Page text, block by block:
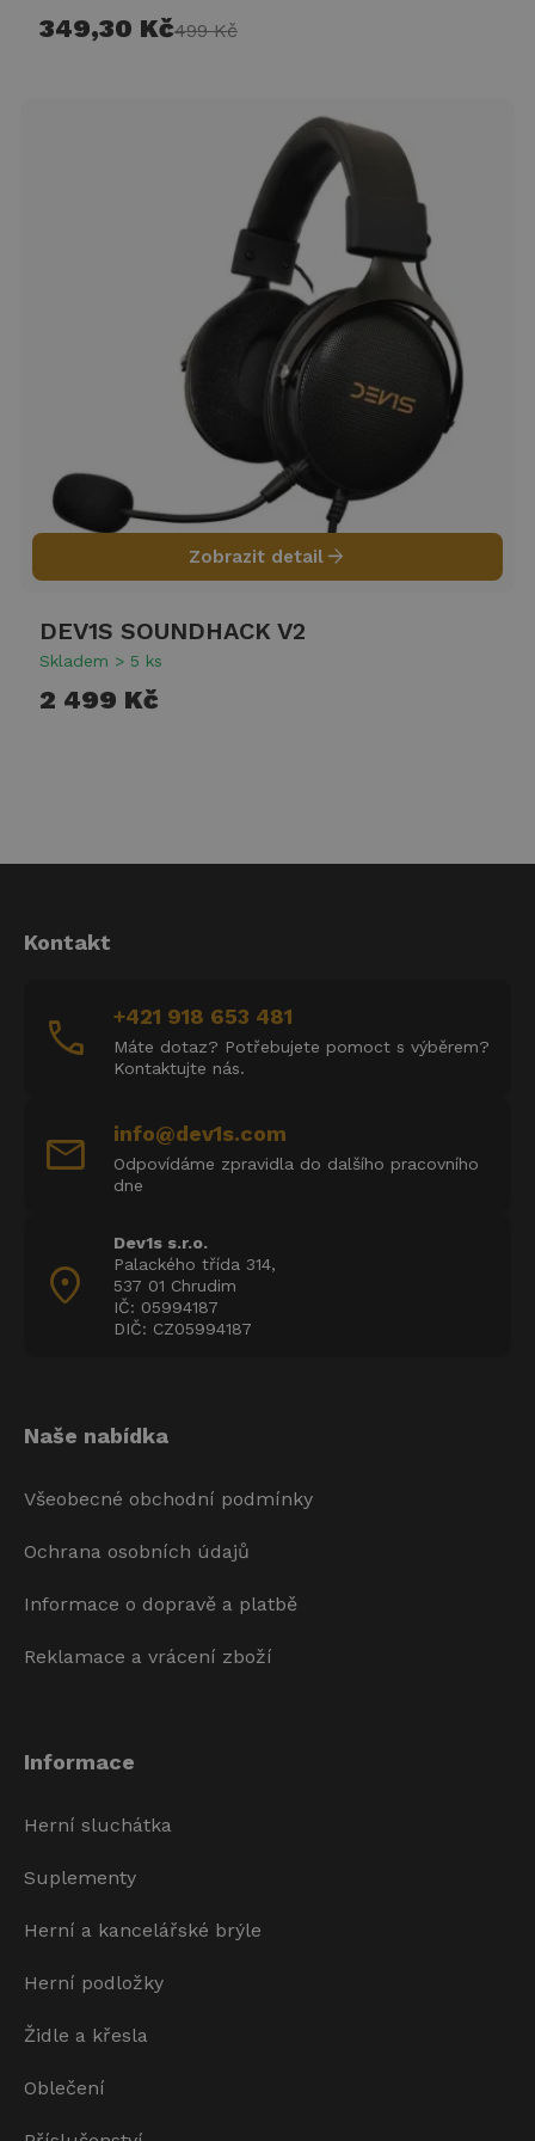
349,30 Kč499 Kč
Zobrazit detailarrow_forward
DEV1S SOUNDHACK V2
Skladem > 5 ks
2 499 Kč
Kontakt
call +421 918 653 481
Máte dotaz? Potřebujete pomoct s výběrem?
Kontaktujte nás.
mail info@dev1s.com
Odpovídáme zpravidla do dalšího pracovního
dne
location_on
Dev1s s.r.o.
Palackého třída 314,
537 01 Chrudim
IČ: 05994187
DIČ: CZ05994187
Naše nabídka
Všeobecné obchodní podmínky
Ochrana osobních údajů
Informace o dopravě a platbě
Reklamace a vrácení zboží
Informace
Herní sluchátka
Suplementy
Herní a kancelářské brýle
Herní podložky
Židle a křesla
Oblečení